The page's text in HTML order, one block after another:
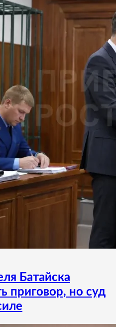
Батайска
приговор, но суд